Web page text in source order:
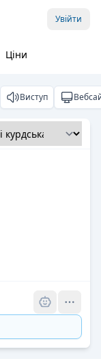
Увійти
Ціни
Виступ